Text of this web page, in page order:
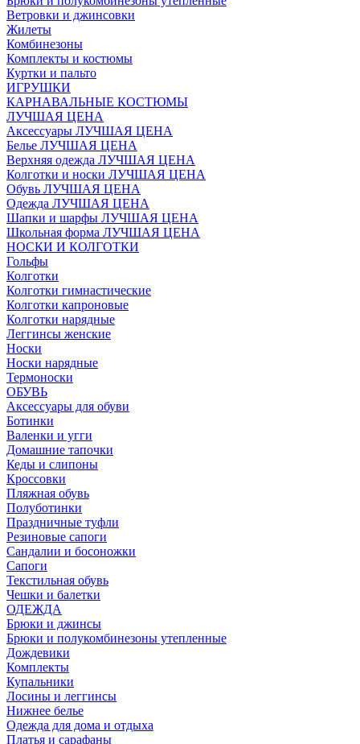
Ветровки и джинсовки
Жилеты
Комбинезоны
Комплекты и костюмы
Куртки и пальто
ИГРУШКИ
КАРНАВАЛЬНЫЕ КОСТЮМЫ
ЛУЧШАЯ ЦЕНА
Аксессуары ЛУЧШАЯ ЦЕНА
Белье ЛУЧШАЯ ЦЕНА
Верхняя одежда ЛУЧШАЯ ЦЕНА
Колготки и носки ЛУЧШАЯ ЦЕНА
Обувь ЛУЧШАЯ ЦЕНА
Одежда ЛУЧШАЯ ЦЕНА
Шапки и шарфы ЛУЧШАЯ ЦЕНА
Школьная форма ЛУЧШАЯ ЦЕНА
НОСКИ И КОЛГОТКИ
Гольфы
Колготки
Колготки гимнастические
Колготки капроновые
Колготки нарядные
Леггинсы женские
Носки
Носки нарядные
Термоноски
ОБУВЬ
Аксессуары для обуви
Ботинки
Валенки и угги
Домашние тапочки
Кеды и слипоны
Кроссовки
Пляжная обувь
Полуботинки
Праздничные туфли
Резиновые сапоги
Сандалии и босоножки
Сапоги
Текстильная обувь
Чешки и балетки
ОДЕЖДА
Брюки и джинсы
Брюки и полукомбинезоны утепленные
Дождевики
Комплекты
Купальники
Лосины и леггинсы
Нижнее белье
Одежда для дома и отдыха
Платья и сарафаны